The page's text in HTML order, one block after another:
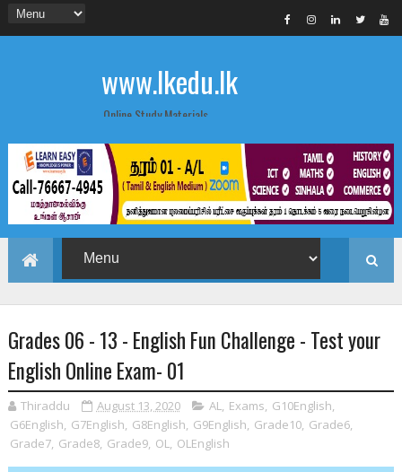
www.lkedu.lk
Online Study Materials
Grades 06 - 13 - English Fun Challenge - Test your
English Online Exam- 01
Thiraddu August 13, 2020 AL, Exams, G10English,
G6English, G7English, G8English, G9English, Grade10, Grade6,
Grade7, Grade8, Grade9, OL, OLEnglish